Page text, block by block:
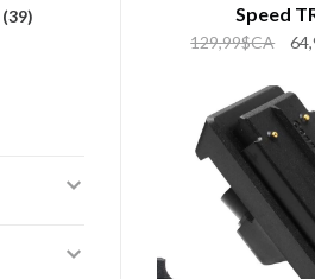
(39)
Speed
129,99$CA